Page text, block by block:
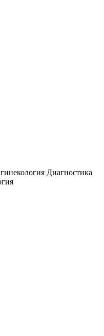
Диагностика